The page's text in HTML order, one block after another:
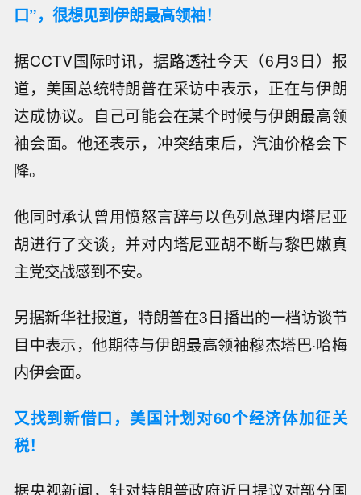
口”，很想见到伊朗最高领袖！
据CCTV国际时讯，据路透社今天（6月3日）报
道，美国总统特朗普在采访中表示，正在与伊朗
达成协议。自己可能会在某个时候与伊朗最高领
袖会面。他还表示，冲突结束后，汽油价格会下
降。
他同时承认曾用愤怒言辞与以色列总理内塔尼亚
胡进行了交谈，并对内塔尼亚胡不断与黎巴嫩真
主党交战感到不安。
另据新华社报道，特朗普在3日播出的一档访谈节
目中表示，他期待与伊朗最高领袖穆杰塔巴·哈梅
内伊会面。
又找到新借口，美国计划对60个经济体加征关
税！
据央视新闻，针对特朗普政府近日提议对部分国